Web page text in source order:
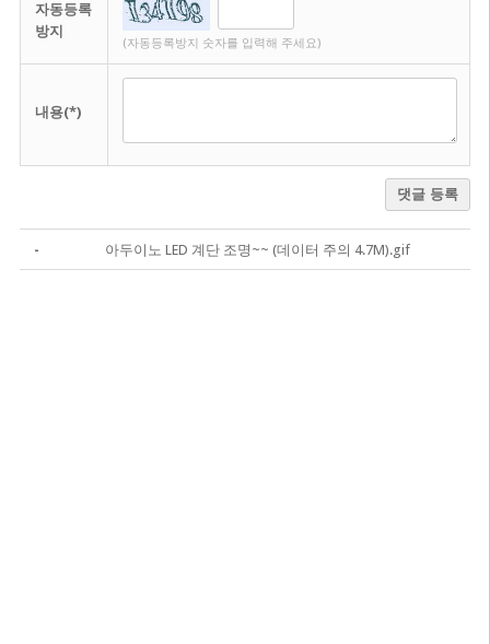
자동등록
방지
(자동등록방지 숫자를 입력해 주세요)
내용(*)
댓글 등록
- 아두이노 LED 계단 조명~~ (데이터 주의 4.7M).gif